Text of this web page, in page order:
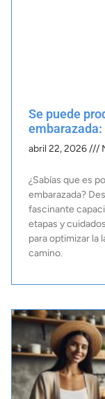
Se puede
abril 22, 2026
¿Sabías que es
embarazada?
fascinante
etapas y
para optimizar la
camino.